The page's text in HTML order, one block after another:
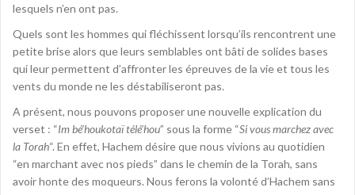
lesquels n’en ont pas.
Quels sont les hommes qui fléchissent lorsqu’ils rencontrent une
petite brise alors que leurs semblables ont bâti de solides bases
qui leur permettent d’affronter les épreuves de la vie et tous les
vents du monde ne les déstabiliseront pas.
A présent, nous pouvons proposer une nouvelle explication du
verset : “Im bé’houkotaï télé’hou” sous la forme “Si vous marchez avec
la Torah“. En effet, Hachem désire que nous vivions au quotidien
“en marchant avec nos pieds” dans le chemin de la Torah, sans
avoir honte des moqueurs. Nous ferons la volonté d’Hachem sans